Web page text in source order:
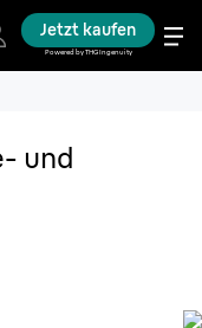
Jetzt kaufen
Powered by THG Ingenuity
und